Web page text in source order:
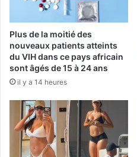
Plus de la moitié des
nouveaux patients atteints
du VIH dans ce pays africain
sont âgés de 15 à 24 ans
il y a 14 heures